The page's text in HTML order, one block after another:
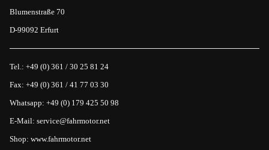
Blumenstraße 70
D-99092 Erfurt
Tel.: +49 (0) 361 / 30 25 81 24
Fax: +49 (0) 361 / 41 77 03 30
Whatsapp: +49 (0) 179 425 50 98
E-Mail: service@fahrmotor.net
Shop: www.fahrmotor.net